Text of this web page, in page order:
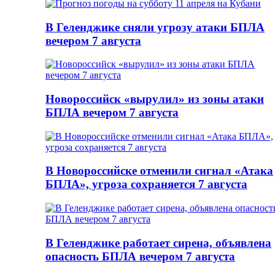
В Геленджике сняли угрозу атаки БПЛА
вечером 7 августа
Новороссийск «вырулил» из зоны атаки
БПЛА вечером 7 августа
В Новороссийске отменили сигнал «Атака
БПЛА», угроза сохраняется 7 августа
В Геленджике работает сирена, объявлена
опасность БПЛА вечером 7 августа